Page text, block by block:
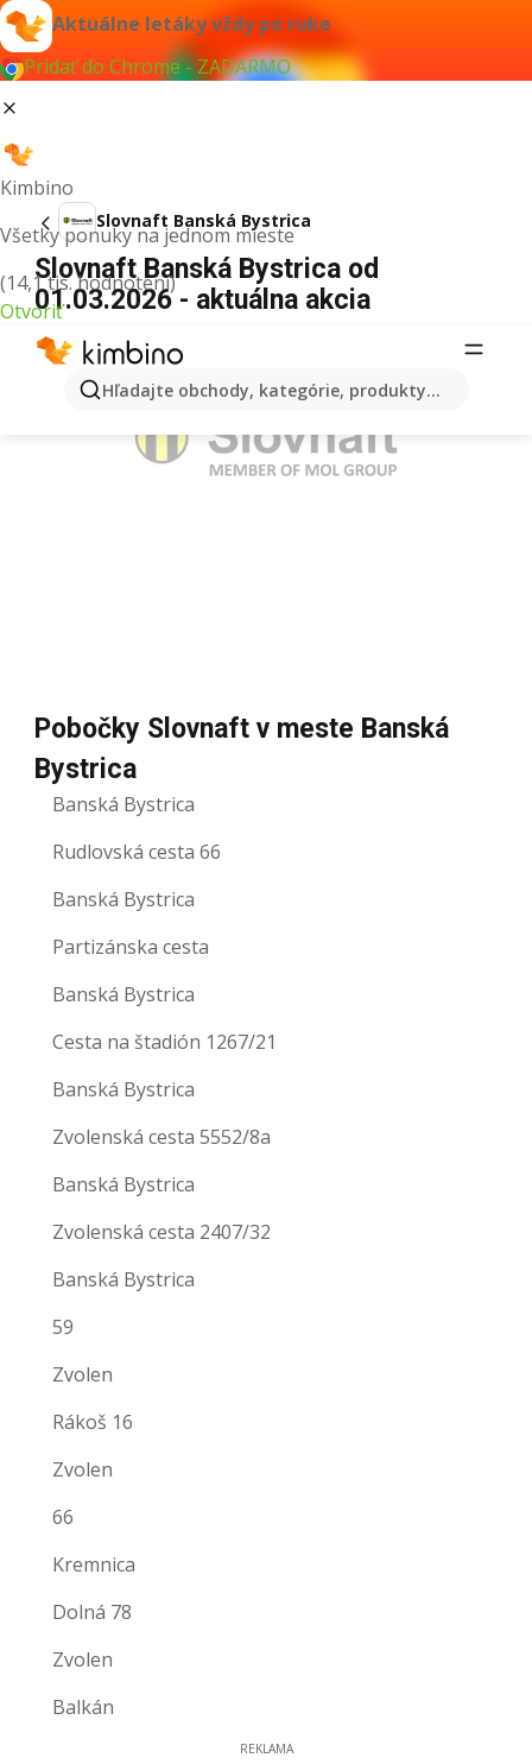
Aktuálne letáky vždy po ruke
Pridať do Chrome - ZADARMO
Kimbino
Všetky ponuky na jednom mieste
(14,1 tis. hodnotení)
Otvoriť
Hľadajte obchody, kategórie, produkty...
Slovnaft Banská Bystrica
Slovnaft Banská Bystrica od
01.03.2026 - aktuálna akcia
Pobočky Slovnaft v meste Banská
Bystrica
Banská Bystrica
Rudlovská cesta 66
Banská Bystrica
Partizánska cesta
Banská Bystrica
Cesta na štadión 1267/21
Banská Bystrica
Zvolenská cesta 5552/8a
Banská Bystrica
Zvolenská cesta 2407/32
Banská Bystrica
59
Zvolen
Rákoš 16
Zvolen
66
Kremnica
Dolná 78
Zvolen
Balkán
REKLAMA